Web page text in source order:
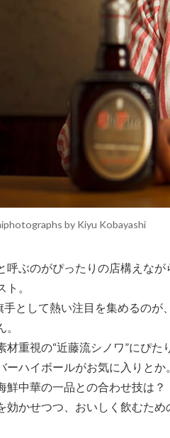
by Kiyu Kobayashi
呼ぶのがぴったりの店構えな
。
手として熱い注目を集めるの
材重視の“近藤流シノワ”にぴた
ーハイボールがお気に入りとか。
鮮中華の一品との合わせ技は？
効かせつつ、おいしく飲むた